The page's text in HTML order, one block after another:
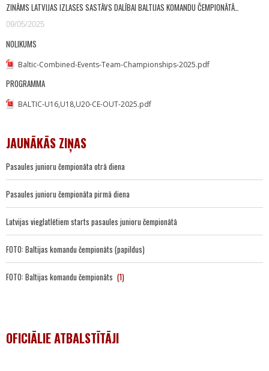
ZINĀMS LATVIJAS IZLASES SASTĀVS DALĪBAI BALTIJAS KOMANDU ČEMPIONĀTĀ…
09/05/2025
NOLIKUMS
Baltic-Combined-Events-Team-Championships-2025.pdf
PROGRAMMA
BALTIC-U16,U18,U20-CE-OUT-2025.pdf
JAUNĀKĀS ZIŅAS
Pasaules junioru čempionāta otrā diena
Pasaules junioru čempionāta pirmā diena
Latvijas vieglatlētiem starts pasaules junioru čempionātā
FOTO: Baltijas komandu čempionāts (papildus)
FOTO: Baltijas komandu čempionāts (1)
OFICIĀLIE ATBALSTĪTĀJI